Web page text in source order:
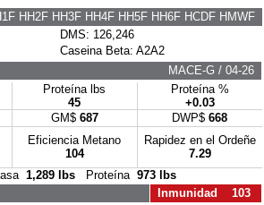
HH2F HH3F HH4F HH5F HH6F HCDF HMWF
DMS: 126,246
Caseina Beta: A2A2
MACE-G / 04-26
Proteína lbs
45
Proteína %
+0.03
GM$ 687 DWP$ 668
Eficiencia Metano
104
Rapidez en el Ordeñe
7.29
1,289 lbs Proteína 973 lbs
Inmunidad 103